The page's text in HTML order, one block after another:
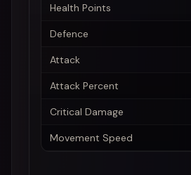
Health Points
Defence
Attack
Attack Percent
Critical Damage
Movement Speed